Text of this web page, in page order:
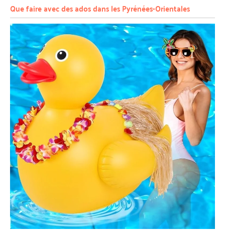
Que faire avec des ados dans les Pyrénées-Orientales